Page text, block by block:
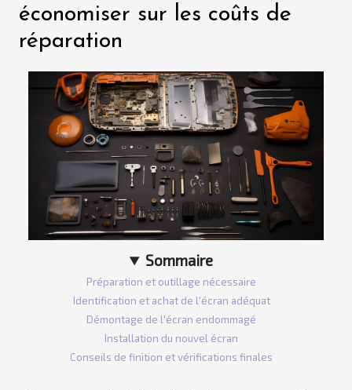
économiser sur les coûts de
réparation
Sommaire
Préparation et outillage nécessaire
Identification et achat de l'écran adéquat
Démontage de l'écran endommagé
Installation du nouvel écran
Conseils de finition et vérifications finales